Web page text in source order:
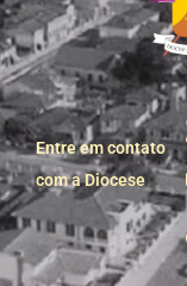
Entre em contato
com a Diocese